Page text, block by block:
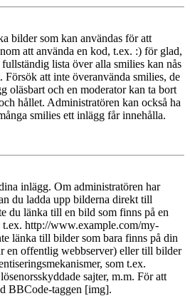
bilder som kan användas för att
att använda en kod, t.ex. :) för glad,
lista över alla smilies kan nås
Försök att inte överanvända smilies, de
oläsbart och en moderator kan ta bort
hållet. Administratören kan också ha
smilies ett inlägg får innehålla.
inlägg. Om administratören har
du ladda upp bilderna direkt till
du länka till en bild som finns på en
http://www.example.com/my-
länka till bilder som bara finns på din
en offentlig webbserver) eller till bilder
som t.ex.
sajter, m.m. För att
BBCode-taggen [img].